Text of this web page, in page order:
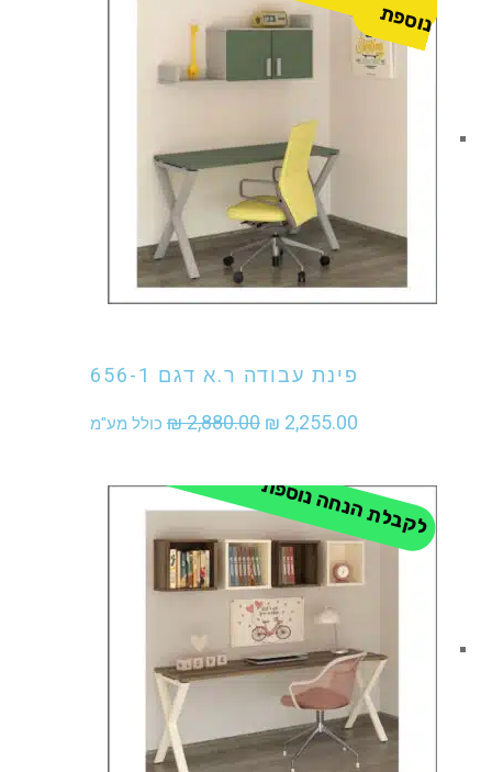
ת
פינת עבודה ר.א דגם 656-1
₪2,880.00
המחיר
היה:
₪ 2,880.00.
₪ 2,255.00
המחיר
₪ 2,255.00.
כולל מע"מ
לקבלת הנחה נוספת - התקשר